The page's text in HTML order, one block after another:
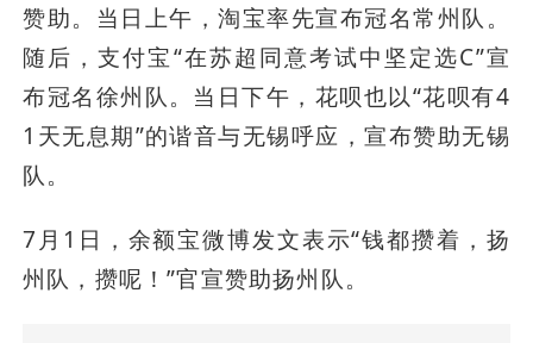
赞助。当日上午，淘宝率先宣布冠名常州队。
随后，支付宝“在苏超同意考试中坚定选C”宣
布冠名徐州队。当日下午，花呗也以“花呗有4
1天无息期”的谐音与无锡呼应，宣布赞助无锡
队。
7月1日，余额宝微博发文表示“钱都攒着，扬
州队，攒呢！”官宣赞助扬州队。